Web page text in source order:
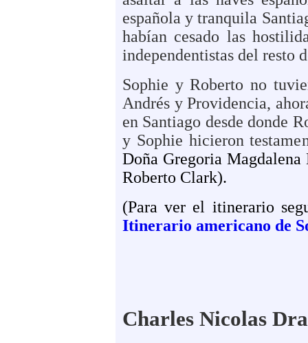
española y tranquila
habían cesado las
independentistas del resto
Sophie y Roberto no
Andrés y Providencia,
en Santiago desde donde
y Sophie hicieron
Doña Gregoria
Roberto Clark).
(Para ver el itinerario
Itinerario americano de
Charles Nicolas